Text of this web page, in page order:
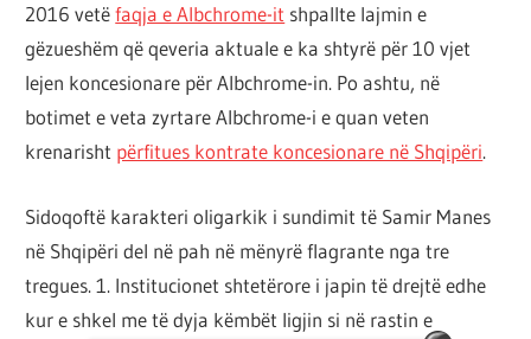
2016 vetëfaqja e Albchrome-it shpallte lajmin e
gëzueshëm që qeveria aktuale e ka shtyrë për 10 vjet
lejen koncesionare për Albchrome-in. Po ashtu, në
botimet e veta zyrtare Albchrome-i e quan veten
krenarisht përfitues kontrate koncesionare në Shqipëri.
Sidoqoftë karakteri oligarkik i sundimit të Samir Manes
në Shqipëri del në pah në mënyrë flagrante nga tre
tregues. 1. Institucionet shtetërore i japin të drejtë edhe
kur e shkel me të dyja këmbët ligjin si në rastin e